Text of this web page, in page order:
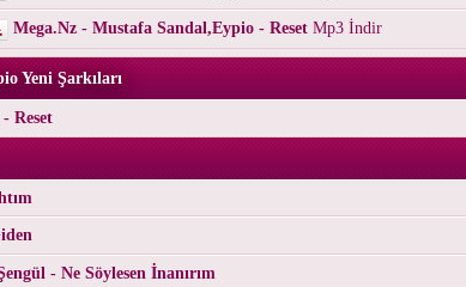
Mega.Nz - Mustafa Sandal,Eypio - ResetMp3 İndir
Yeni Şarkıları
Reset
- Ne Söylesen İnanırım